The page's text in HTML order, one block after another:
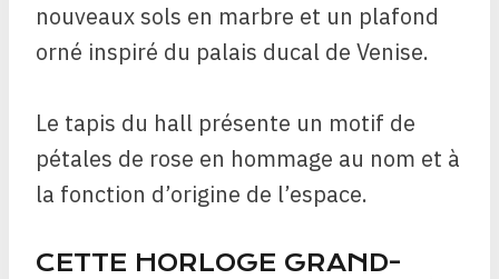
nouveaux sols en marbre et un plafond
orné inspiré du palais ducal de Venise.
Le tapis du hall présente un motif de
pétales de rose en hommage au nom et à
la fonction d’origine de l’espace.
CETTE HORLOGE GRAND-